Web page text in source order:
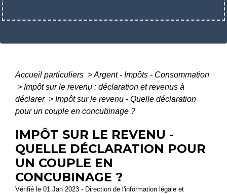
Accueil particuliers >Argent - Impôts - Consommation
> Impôt sur le revenu : déclaration et revenus à
déclarer > Impôt sur le revenu - Quelle déclaration
pour un couple en concubinage ?
IMPÔT SUR LE REVENU -
QUELLE DÉCLARATION POUR
UN COUPLE EN
CONCUBINAGE ?
Vérifié le 01 Jan 2023 - Direction de l'information légale et